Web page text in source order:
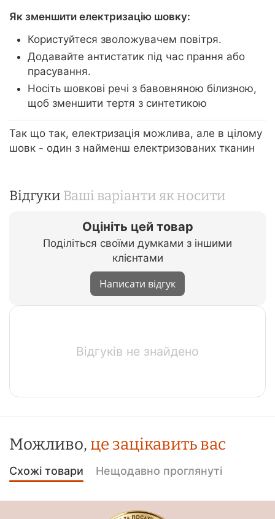
Як зменшити електризацію шовку:
Користуйтеся зволожувачем повітря.
Додавайте антистатик під час прання або
прасування.
Носіть шовкові речі з бавовняною білизною,
щоб зменшити тертя з синтетикою
Так що так, електризація можлива, але в цілому
шовк - один з найменш електризованих тканин
Відгуки Ваші варіанти як носити
Оцініть цей товар
Поділіться своїми думками з іншими
клієнтами
Написати відгук
Відгуків не знайдено
Можливо, це зацікавить вас
Схожі товари Нещодавно проглянуті